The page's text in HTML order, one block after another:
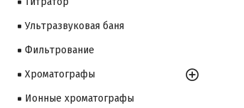
Ультразвуковая баня
Фильтрование
Хроматографы
Ионные хроматографы